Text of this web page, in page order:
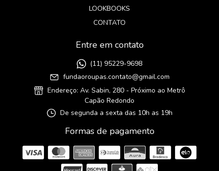
LOOKBOOKS
CONTATO
Entre em contato
(11) 95229-9698
fundaoroupas.contato@gmail.com
Endereço: Av. Sabin, 280 - Próximo ao Metrô
Capão Redondo
De segunda a sexta das 10h as 19h
Formas de pagamento